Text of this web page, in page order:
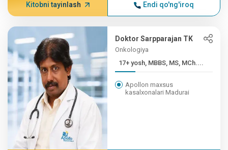
Kitobni tayinlash Endi qo'ng'iroq
Doktor Sarpparajan TK
Onkologiya
17+ yosh, MBBS, MS, MCh....
Apollon maxsus
kasalxonalari Madurai